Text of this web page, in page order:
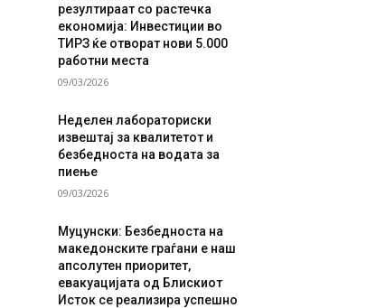
резултираат со растечка
економија: Инвестиции во
ТИРЗ ќе отворат нови 5.000
работни места
09/03/2026
Неделен лабораториски
извештај за квалитетот и
безбедноста на водата за
пиење
09/03/2026
Муцунски: Безбедноста на
македонските граѓани е наш
апсолутен приоритет,
евакуацијата од Блискиот
Исток се реализира успешно